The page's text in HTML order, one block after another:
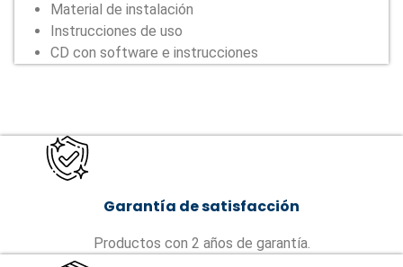
Material de instalación
Instrucciones de uso
CD con software e instrucciones
Garantía de satisfacción
Productos con 2 años de garantía.